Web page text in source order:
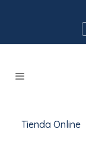
Tienda Online